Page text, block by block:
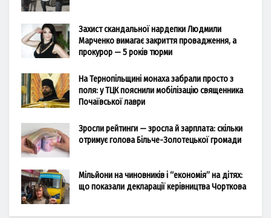
Захист скандальної нардепки Людмили
Марченко вимагає закриття провадження, а
прокурор — 5 років тюрми
На Тернопільщині монаха забрали просто з
поля: у ТЦК пояснили мобілізацію священника
Почаївської лаври
Зросли рейтинги — зросла й зарплата: скільки
отримує голова Більче-Золотецької громади
Мільйони на чиновників і “економія” на дітях:
що показали декларації керівництва Чорткова